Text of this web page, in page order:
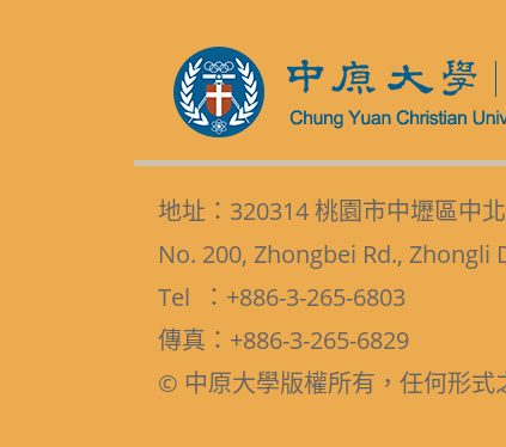
地址：320314 桃園市中壢區中
No. 200, Zhongbei Rd., Zhongli
Tel ：+886-3-265-6803
傳真：+886-3-265-6829
© 中原大學版權所有，任何形